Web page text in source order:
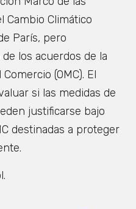
Cambio Climático
París, pero
los acuerdos de la
(OMC). El
si las medidas de
justificarse bajo
destinadas a proteger